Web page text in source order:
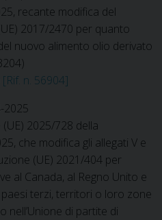
recante modifica del
2017/2470 per quanto
nuovo alimento olio derivato
[Rif. n. 56904]
2025
2025/728 della
che modifica gli allegati V e
(UE) 2021/404 per
al Canada, al Regno Unito e
paesi terzi, territori o loro zone
nell’Unione di partite di